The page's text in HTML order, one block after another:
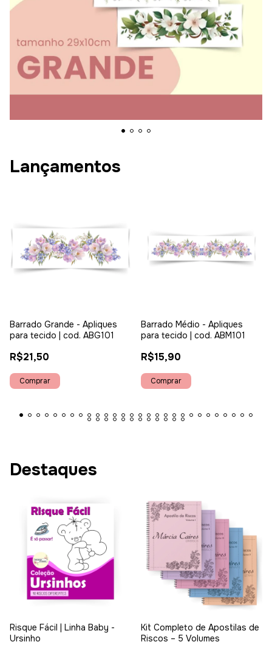
Lançamentos
Barrado Grande - Apliques
para tecido | cod. ABG101
R$21,50
Barrado Médio - Apliques
para tecido | cod. ABM101
R$15,90
Destaques
Risque Fácil | Linha Baby -
Ursinho
Kit Completo de Apostilas de
Riscos – 5 Volumes